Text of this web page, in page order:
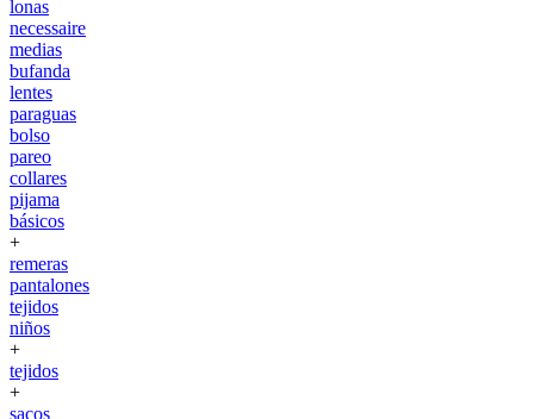
lonas
necessaire
medias
bufanda
lentes
paraguas
bolso
pareo
collares
pijama
básicos
+
remeras
pantalones
tejidos
niños
+
tejidos
+
sacos